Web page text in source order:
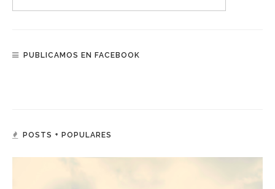
PUBLICAMOS EN FACEBOOK
POSTS + POPULARES